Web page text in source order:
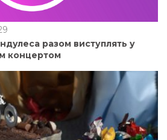
разом виступлять у
концертом